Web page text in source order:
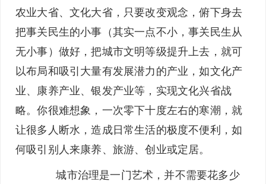
农业大省、文化大省，只要改变观念，俯下身去
把事关民生的小事（其实一点不小，事关民生从
无小事）做好，把城市文明等级提升上去，就可
以布局和吸引大量有发展潜力的产业，如文化产
业、康养产业、银发产业等，实现文化兴省战
略。你很难想象，一次零下十度左右的寒潮，就
让很多人断水，造成日常生活的极度不便利，如
何吸引别人来康养、旅游、创业或定居。
城市治理是一门艺术，并不需要花多少